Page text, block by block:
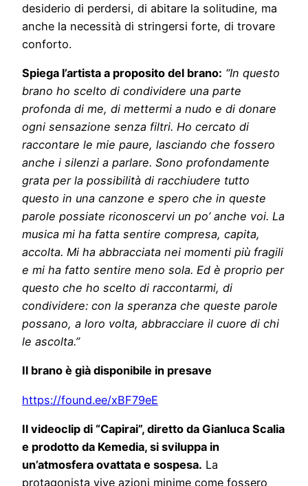
desiderio di perdersi, di abitare la solitudine, ma
anche la necessità di stringersi forte, di trovare
conforto.
Spiega l’artista a proposito del brano: “In questo
brano ho scelto di condividere una parte
profonda di me, di mettermi a nudo e di donare
ogni sensazione senza filtri. Ho cercato di
raccontare le mie paure, lasciando che fossero
anche i silenzi a parlare. Sono profondamente
grata per la possibilità di racchiudere tutto
questo in una canzone e spero che in queste
parole possiate riconoscervi un po’ anche voi. La
musica mi ha fatta sentire compresa, capita,
accolta. Mi ha abbracciata nei momenti più fragili
e mi ha fatto sentire meno sola. Ed è proprio per
questo che ho scelto di raccontarmi, di
condividere: con la speranza che queste parole
possano, a loro volta, abbracciare il cuore di chi
le ascolta.”
Il brano è già disponibile in presave
https://found.ee/xBF79eE
Il videoclip di “Capirai”, diretto da Gianluca Scalia
e prodotto da Kemedia, si sviluppa in
un’atmosfera ovattata e sospesa. La
protagonista vive azioni minime come fossero